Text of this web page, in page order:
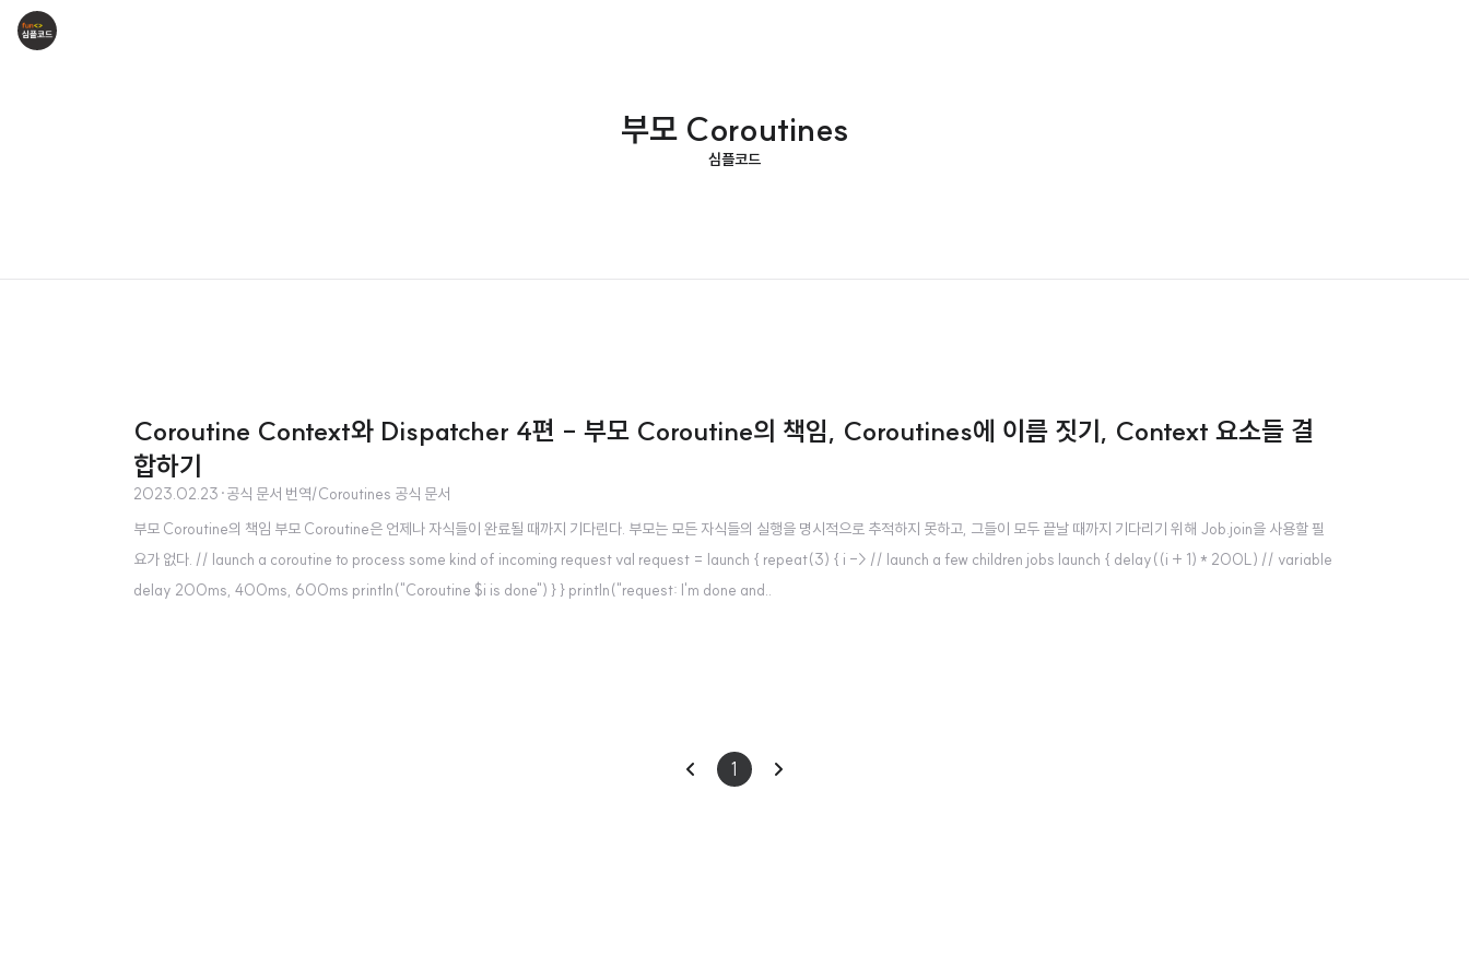
부모 Coroutines
심플코드
Coroutine Context와 Dispatcher 4편 - 부모 Coroutine의 책임, Coroutines에 이름 짓기, Context 요소들 결
합하기
2023.02.23 ·공식 문서 번역/Coroutines 공식 문서
부모 Coroutine의 책임 부모 Coroutine은 언제나 자식들이 완료될 때까지 기다린다. 부모는 모든 자식들의 실행을 명시적으로 추적하지 못하고, 그들이 모두 끝날 때까지 기다리기 위해 Job.join을 사용할 필
요가 없다. // launch a coroutine to process some kind of incoming request val request = launch { repeat(3) { i -> // launch a few children jobs launch { delay((i + 1) * 200L) // variable
delay 200ms, 400ms, 600ms println("Coroutine $i is done") } } println("request: I'm done and..
1